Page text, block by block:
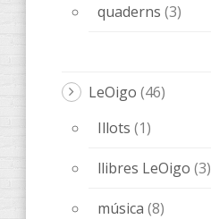
quaderns (3)
LeOigo (46)
Illots (1)
llibres LeOigo (3)
música (8)